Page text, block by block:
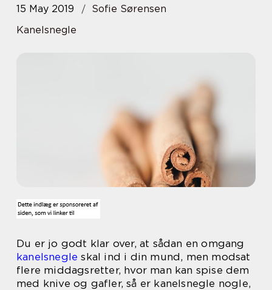
15 May 2019
Sofie Sørensen
Kanelsnegle
Du er jo godt klar over, at sådan en omgang
kanelsnegle skal ind i din mund, men modsat
flere middagsretter, hvor man kan spise dem
med knive og gafler, så er kanelsnegle nogle,